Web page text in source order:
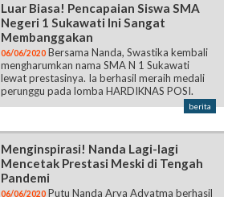
Luar Biasa! Pencapaian Siswa SMA
Negeri 1 Sukawati Ini Sangat
Membanggakan
06/06/2020 Bersama Nanda, Swastika kembali
mengharumkan nama SMA N 1 Sukawati
lewat prestasinya. Ia berhasil meraih medali
perunggu pada lomba HARDIKNAS POSI.
berita
Menginspirasi! Nanda Lagi-lagi
Mencetak Prestasi Meski di Tengah
Pandemi
06/06/2020 Putu Nanda Arya Adyatma berhasil